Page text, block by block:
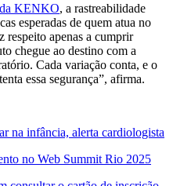
da KENKO, a rastreabilidade
esperadas de quem atua no
respeito apenas a cumprir
chegue ao destino com a
Cada variação conta, e o
essa segurança”, afirma.
na infância, alerta cardiologista
no Web Summit Rio 2025